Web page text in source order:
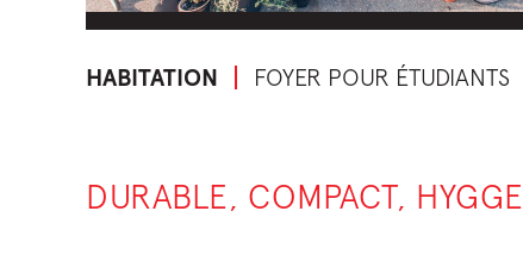
HABITATION FOYER POUR ÉTUDIANTS
DURABLE, COMPACT, HYGGE